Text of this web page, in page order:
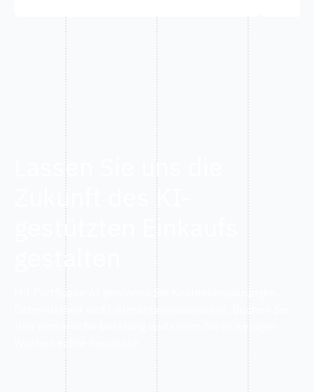
Lassen Sie uns die
Zukunft des KI-
gestützten Einkaufs
gestalten
Mit PartSpace AI gewinnen Sie Kosteneinsparungen,
Datenklarheit und Lieferantentransparenz. Buchen Sie
Ihre persönliche Beratung und sehen Sie in wenigen
Wochen echte Resultate.